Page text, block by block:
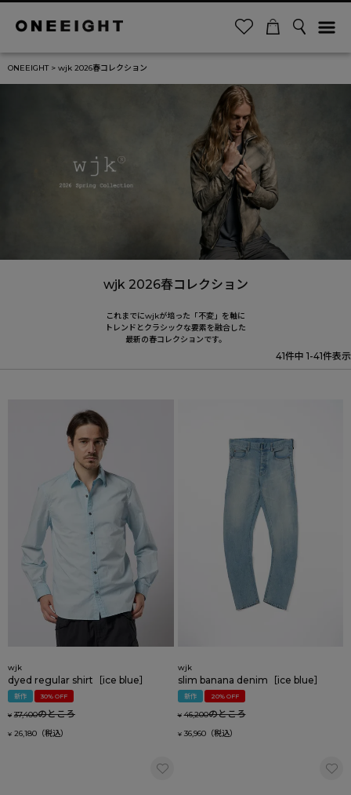
ONEEIGHT wjk 2026春コレクション
wjk 2026春コレクション
これまでにwjkが培った「不変」を軸に
トレンドとクラシックな要素を融合した
最新の春コレクションです。
41件中 1-41件表示
wjk
dyed regular shirt［ice blue］
新作 30% OFF
¥ 37,400のところ
¥ 26,180
wjk
slim banana denim［ice blue］
新作 20% OFF
¥ 46,200のところ
¥ 36,960